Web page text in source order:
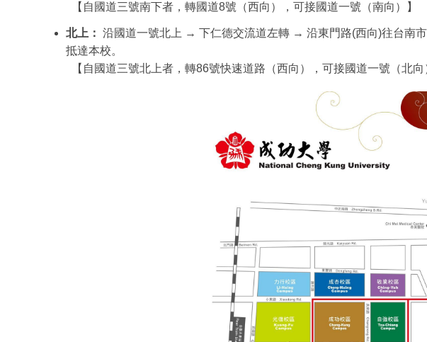
【自國道三號南下者，轉國道8號（西向），可接國道一號（南向）】
北上： 沿國道一號北上 → 下仁德交流道左轉 → 沿東門路(西向)往台南
抵達本校。
【自國道三號北上者，轉86號快速道路（西向），可接國道一號（北向